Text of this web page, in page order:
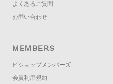
よくあるご質問
お問い合わせ
MEMBERS
ビショップメンバーズ
会員利用規約